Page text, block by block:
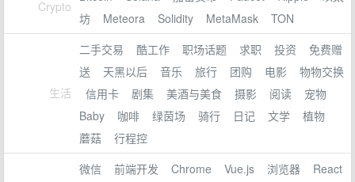
Crypto
坊
Meteora Solidity MetaMask TON
生活
二手交易 酷工作 职场话题 求职 投资
免费赠
送
天黑以后 音乐 旅行 团购 电影
物物交换
信用卡
剧集 美酒与美食 摄影 阅读
宠物
Baby
咖啡 绿茵场 骑行 日记 文学
植物
蘑菇
行程控
微信 前端开发 Chrome Vue.js 浏览器
React